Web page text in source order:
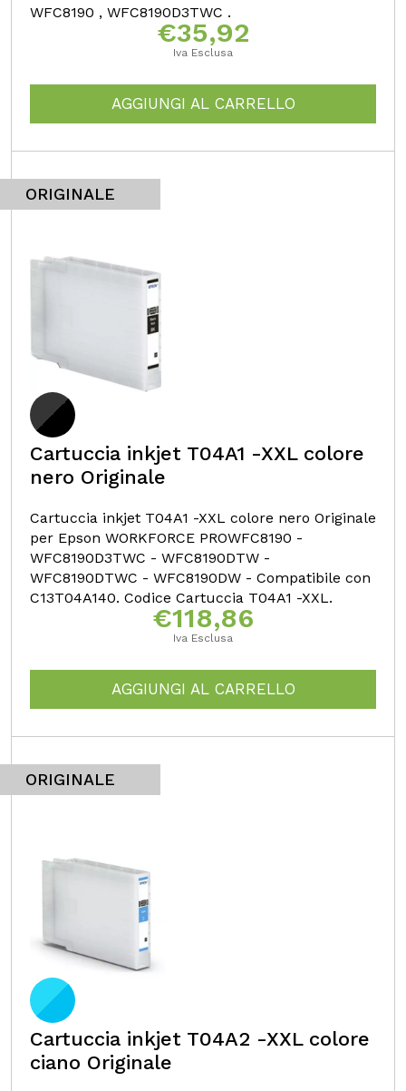
WFC8190 , WFC8190D3TWC .
€35,92
Iva Esclusa
AGGIUNGI AL CARRELLO
ORIGINALE
Cartuccia inkjet T04A1 -XXL colore
nero Originale
Cartuccia inkjet T04A1 -XXL colore nero Originale
per Epson WORKFORCE PROWFC8190 -
WFC8190D3TWC - WFC8190DTW -
WFC8190DTWC - WFC8190DW - Compatibile con
C13T04A140. Codice Cartuccia T04A1 -XXL.
€118,86
Iva Esclusa
AGGIUNGI AL CARRELLO
ORIGINALE
Cartuccia inkjet T04A2 -XXL colore
ciano Originale